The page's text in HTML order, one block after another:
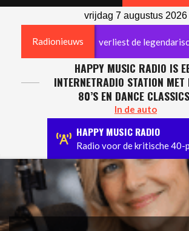
vrijdag 7 augustus 2026
Radionieuws
popmuziek verliest de legendarische
HAPPY MUSIC RADIO IS
INTERNETRADIO STATION MET
80’S EN DANCE
In de auto
HAPPY MUSIC RADIO
Radio voor de kritische 40-